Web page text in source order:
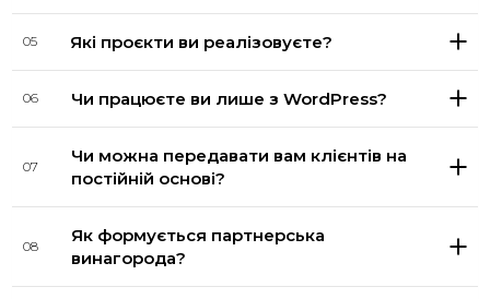
05 Які проєкти ви реалізовуєте?
06 Чи працюєте ви лише з WordPress?
07
Чи можна передавати вам клієнтів на
постійній основі?
08
Як формується партнерська
винагорода?